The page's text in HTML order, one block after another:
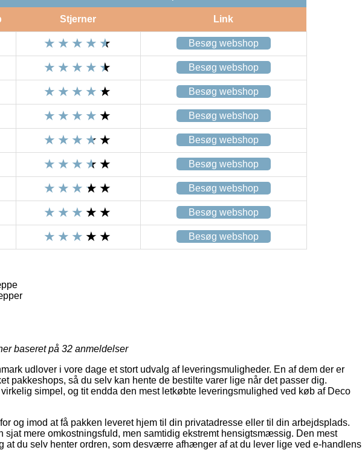
Stjerner Link
Besøg webshop
Besøg webshop
Besøg webshop
Besøg webshop
Besøg webshop
Besøg webshop
Besøg webshop
Besøg webshop
Besøg webshop
baseret på 32 anmeldelser
udlover i vore dage et stort udvalg af leveringsmuligheder. En af dem der er
pakkeshops, så du selv kan hente de bestilte varer lige når det passer dig.
simpel, og tit endda den mest letkøbte leveringsmulighed ved køb af Deco
og imod at få pakken leveret hjem til din privatadresse eller til din arbejdsplads.
sjat mere omkostningsfuld, men samtidig ekstremt hensigtsmæssig. Den mest
at du selv henter ordren, som desværre afhænger af at du lever lige ved e-handlens